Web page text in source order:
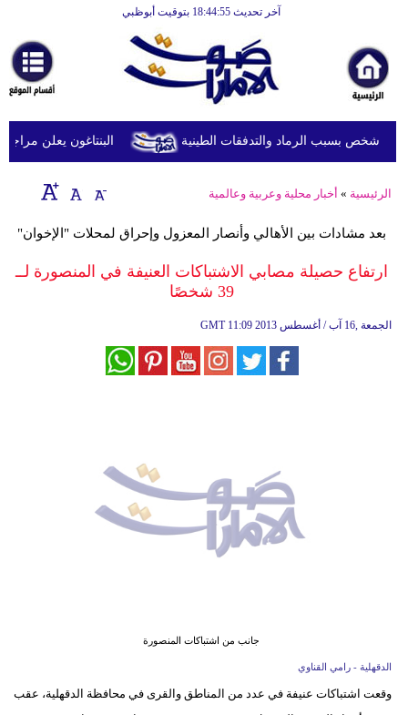
آخر تحديث 18:44:55 بتوقيت أبوظبي
أخبارعاجلة
رياضة
ثقافة
إقتصاد
وموسيقى
أزياء
البنتاغون يعلن مراجعة
الرئيسية » أخبار محلية وعربية وعالمية
بعد مشادات بين الأهالي وأنصار المعزول وإحراق لمحلات "الإخوان"
ارتفاع حصيلة مصابي الاشتباكات العنيفة في المنصورة لــ
39 شخصًا
GMT 11:09 2013 الجمعة ,16 آب / أغسطس
جانب من اشتباكات المنصورة
الدقهلية - رامي القناوي
وقعت اشتباكات عنيفة في عدد من المناطق والقرى في محافظة الدقهلية، عقب